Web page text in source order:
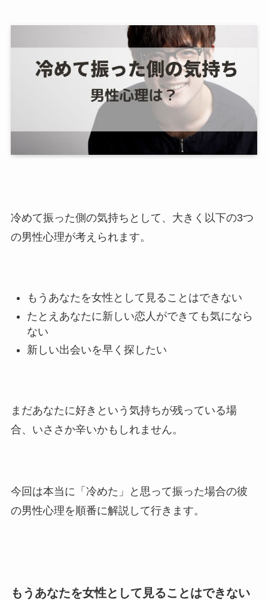
冷めて振った側の気持ちとして、大きく以下の3つ
の男性心理が考えられます。
もうあなたを女性として見ることはできない
たとえあなたに新しい恋人ができても気になら
ない
新しい出会いを早く探したい
まだあなたに好きという気持ちが残っている場
合、いささか辛いかもしれません。
今回は本当に「冷めた」と思って振った場合の彼
の男性心理を順番に解説して行きます。
もうあなたを女性として見ることはできない